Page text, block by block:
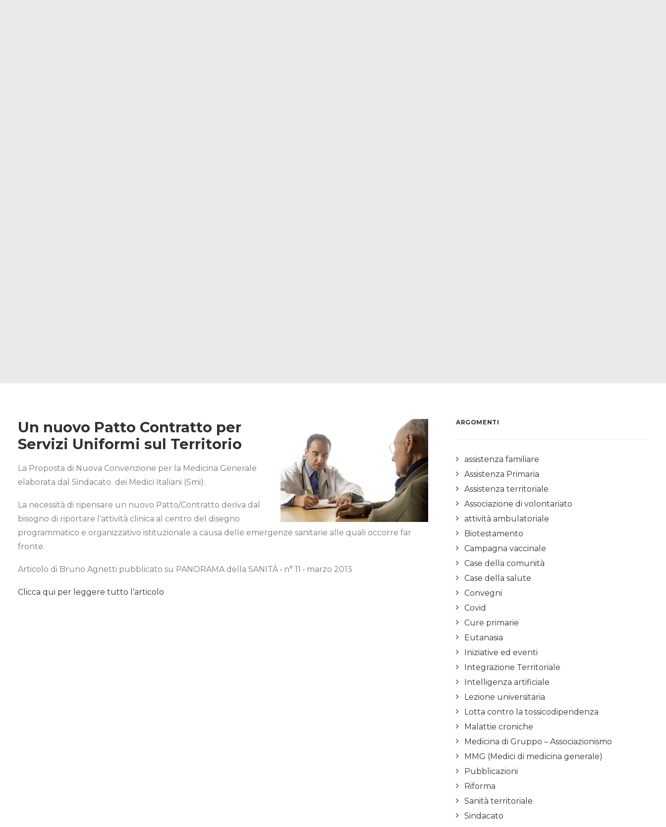
Un nuovo Patto Contratto per
Servizi Uniformi sul Territorio
La Proposta di Nuova Convenzione per la Medicina Generale
elaborata dal Sindacato dei Medici Italiani (Smi).
La necessità di ripensare un nuovo Patto/Contratto deriva dal
bisogno di riportare l’attività clinica al centro del disegno
programmatico e organizzativo istituzionale a causa delle emergenze sanitarie alle quali occorre far
fronte.
Articolo di Bruno Agnetti pubblicato su PANORAMA della SANITÀ • n° 11 • marzo 2013
Clicca qui per leggere tutto l’articolo
ARGOMENTI
assistenza familiare
Assistenza Primaria
Assistenza territoriale
Associazione di volontariato
attività ambulatoriale
Biotestamento
Campagna vaccinale
Case della comunità
Case della salute
Convegni
Covid
Cure primarie
Eutanasia
Iniziative ed eventi
Integrazione Territoriale
Intelligenza artificiale
Lezione universitaria
Lotta contro la tossicodipendenza
Malattie croniche
Medicina di Gruppo – Associazionismo
MMG (Medici di medicina generale)
Pubblicazioni
Riforma
Sanità territoriale
Sindacato